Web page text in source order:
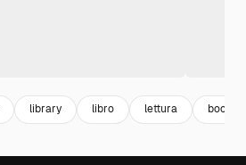
library libro lettura book